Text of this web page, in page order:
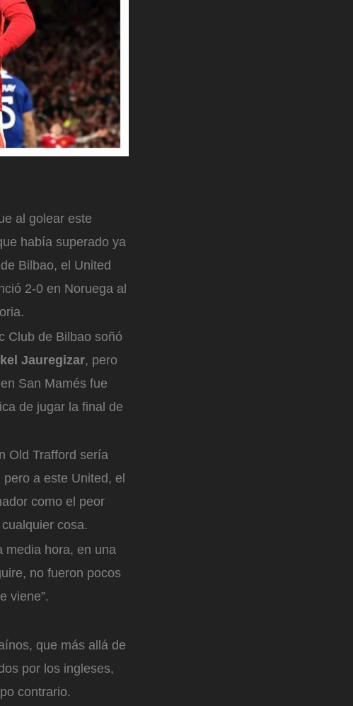
al golear este
había superado ya
Bilbao, el United
2-0 en Noruega al
Club de Bilbao soñó
Jauregizar, pero
San Mamés fue
de jugar la final de
Old Trafford sería
a este United, el
como el peor
cosa.
media hora, en una
no fueron pocos
viene”.
que más allá de
por los ingleses,
contrario.